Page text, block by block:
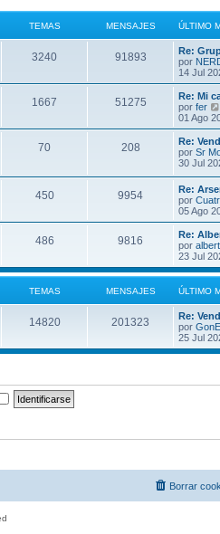
TEMAS MENSAJES ÚLTIMO
3240 91893
Re:
por
14 Jul
1667 51275
Re: Mi
por fer
01 Ago
70 208
Re:
por Sr
30 Jul
450 9954
Re:
por
05 Ago
486 9816
Re:
por
23 Jul
TEMAS MENSAJES ÚLTIMO
14820 201323
Re:
por GonE
25 Jul
Borrar